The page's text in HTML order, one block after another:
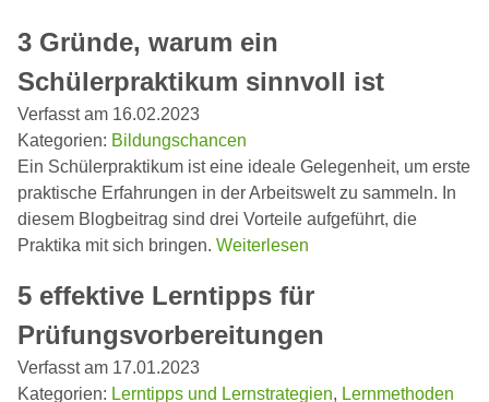
3 Gründe, warum ein
Schülerpraktikum sinnvoll ist
Verfasst am 16.02.2023
Kategorien: Bildungschancen
Ein Schülerpraktikum ist eine ideale Gelegenheit, um erste
praktische Erfahrungen in der Arbeitswelt zu sammeln. In
diesem Blogbeitrag sind drei Vorteile aufgeführt, die
Praktika mit sich bringen. Weiterlesen
5 effektive Lerntipps für
Prüfungsvorbereitungen
Verfasst am 17.01.2023
Kategorien: Lerntipps und Lernstrategien, Lernmethoden